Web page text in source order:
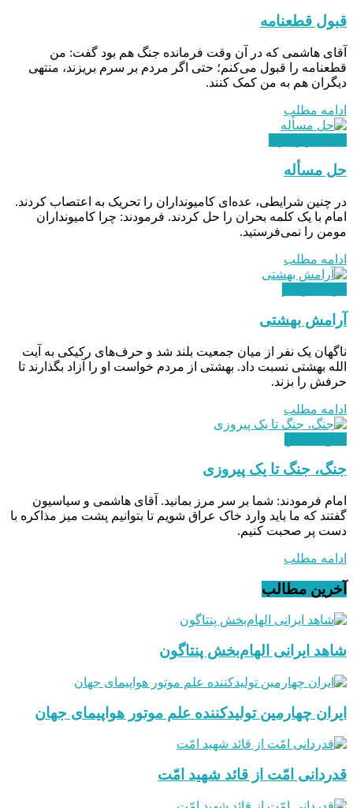
قبول قطعنامه
آقای هاشمی که در آن وقت فرمانده جنگ هم بود گفت: من
قطعنامه را قبول می‌کنم؛ حتی اگر مردم بر سرم بریزند، منتهی
دیگران هم به من کمک کنند.
ادامه مطلب
حل مسأله
در چنین شرایطی، عده‌ای کامیونداران را تحریک به اعتصاب کردند.
امام با یک کلمه بحران را حل کردند. فرمودند: چرا کامیونداران
مومن را نمی‌فرستید.
ادامه مطلب
آرامش بهشتی
ناگهان یک نفر از میان جمعیت بلند شد و حرف‌های رکیکی به آیت
الله بهشتی نسبت داد. بهشتی از مردم خواست او را آزاد بگذارند تا
حرفش را بزند.
ادامه مطلب
جنگ، جنگ تا یک پیروزی
امام فرمودند: شما بر سر مرز بمانید. آقای هاشمی و سیاسیون
گفتند که ما باید وارد خاک عراق شویم تا بتوانیم پشت میز مذاکره با
دست پر صحبت کنیم.
ادامه مطلب
آخرین مطالب
شاهد ایرانی الهام‌بخش پنتاگون
ایران چهارمین تولیدکننده علم موتور هواپیمای جهان
قدردانی امّت از قائد شهید امّت